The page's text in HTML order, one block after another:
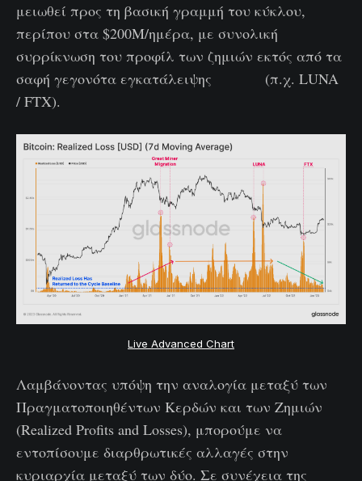
μειωθεί προς τη βασική γραμμή του κύκλου,
περίπου στα $200M/ημέρα, με συνολική
συρρίκνωση του προφίλ των ζημιών εκτός από τα
σαφή γεγονότα εγκατάλειψης (π.χ. LUNA
/ FTX).
Live Advanced Chart
Λαμβάνοντας υπόψη την αναλογία μεταξύ των
Πραγματοποιηθέντων Κερδών και των Ζημιών
(Realized Profits and Losses), μπορούμε να
εντοπίσουμε διαρθρωτικές αλλαγές στην
κυριαρχία μεταξύ των δύο. Σε συνέχεια της